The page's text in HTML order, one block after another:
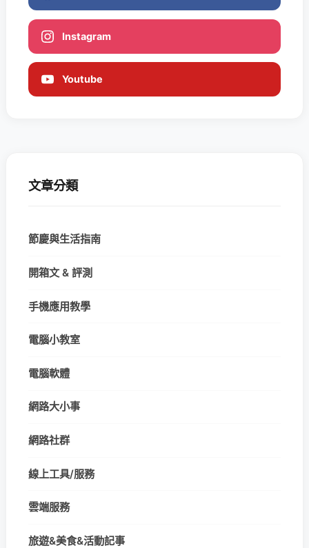
Instagram
Youtube
文章分類
節慶與生活指南
開箱文 & 評測
手機應用教學
電腦小教室
電腦軟體
網路大小事
網路社群
線上工具/服務
雲端服務
旅遊&美食&活動記事